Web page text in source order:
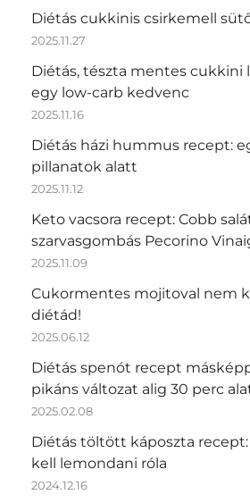
Diétás cukkinis csirkemell
2025.11.27
Diétás, tészta mentes cukkini
egy low-carb kedvenc
2025.11.16
Diétás házi hummus recept:
pillanatok alatt
2025.11.12
Keto vacsora recept: Cobb
szarvasgombás Pecorino
2025.11.09
Cukormentes mojitoval nem
diétád!
2025.06.12
Diétás spenót recept
pikáns változat alig 30 perc
2025.02.08
Diétás töltött káposzta
kell lemondani róla
2024.12.16